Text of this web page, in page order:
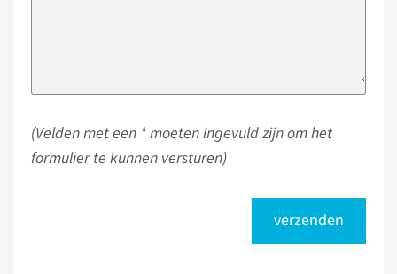
(Velden met een * moeten ingevuld zijn om het
formulier te kunnen versturen)
verzenden